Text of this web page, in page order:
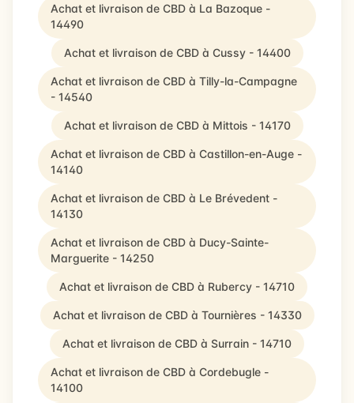
Achat et livraison de CBD à La Bazoque -
14490
Achat et livraison de CBD à Cussy - 14400
Achat et livraison de CBD à Tilly-la-Campagne
- 14540
Achat et livraison de CBD à Mittois - 14170
Achat et livraison de CBD à Castillon-en-Auge -
14140
Achat et livraison de CBD à Le Brévedent -
14130
Achat et livraison de CBD à Ducy-Sainte-
Marguerite - 14250
Achat et livraison de CBD à Rubercy - 14710
Achat et livraison de CBD à Tournières - 14330
Achat et livraison de CBD à Surrain - 14710
Achat et livraison de CBD à Cordebugle -
14100